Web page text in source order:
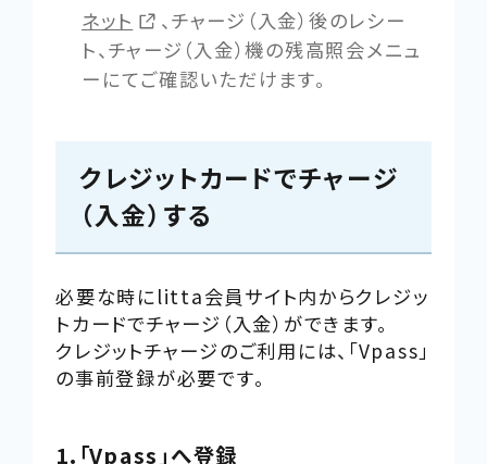
部
サ
ン
ウ
で
開
ネット
、チャージ（入金）後のレシー
ト、チャージ（入金）機の残高照会メニュ
ーにてご確認いただけます。
クレジットカードでチャージ
（入金）する
必要な時にlitta会員サイト内からクレジッ
トカードでチャージ（入金）ができます。
クレジットチャージのご利用には、「Vpass」
の事前登録が必要です。
1.「Vpass」へ登録